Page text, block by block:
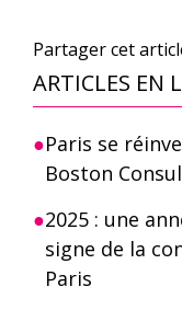
Partager cet
ARTICLES EN
Paris se
Boston
2025 : une
signe de la
Paris